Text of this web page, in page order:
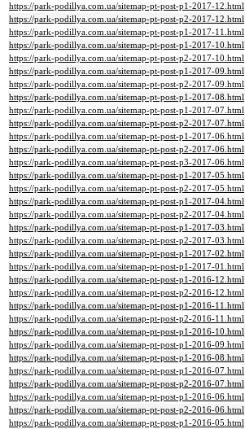
https://park-podillya.com.ua/sitemap-pt-post-p1-2017-12.html
https://park-podillya.com.ua/sitemap-pt-post-p2-2017-12.html
https://park-podillya.com.ua/sitemap-pt-post-p1-2017-11.html
https://park-podillya.com.ua/sitemap-pt-post-p1-2017-10.html
https://park-podillya.com.ua/sitemap-pt-post-p2-2017-10.html
https://park-podillya.com.ua/sitemap-pt-post-p1-2017-09.html
https://park-podillya.com.ua/sitemap-pt-post-p2-2017-09.html
https://park-podillya.com.ua/sitemap-pt-post-p1-2017-08.html
https://park-podillya.com.ua/sitemap-pt-post-p1-2017-07.html
https://park-podillya.com.ua/sitemap-pt-post-p2-2017-07.html
https://park-podillya.com.ua/sitemap-pt-post-p1-2017-06.html
https://park-podillya.com.ua/sitemap-pt-post-p2-2017-06.html
https://park-podillya.com.ua/sitemap-pt-post-p3-2017-06.html
https://park-podillya.com.ua/sitemap-pt-post-p1-2017-05.html
https://park-podillya.com.ua/sitemap-pt-post-p2-2017-05.html
https://park-podillya.com.ua/sitemap-pt-post-p1-2017-04.html
https://park-podillya.com.ua/sitemap-pt-post-p2-2017-04.html
https://park-podillya.com.ua/sitemap-pt-post-p1-2017-03.html
https://park-podillya.com.ua/sitemap-pt-post-p2-2017-03.html
https://park-podillya.com.ua/sitemap-pt-post-p1-2017-02.html
https://park-podillya.com.ua/sitemap-pt-post-p1-2017-01.html
https://park-podillya.com.ua/sitemap-pt-post-p1-2016-12.html
https://park-podillya.com.ua/sitemap-pt-post-p2-2016-12.html
https://park-podillya.com.ua/sitemap-pt-post-p1-2016-11.html
https://park-podillya.com.ua/sitemap-pt-post-p2-2016-11.html
https://park-podillya.com.ua/sitemap-pt-post-p1-2016-10.html
https://park-podillya.com.ua/sitemap-pt-post-p1-2016-09.html
https://park-podillya.com.ua/sitemap-pt-post-p1-2016-08.html
https://park-podillya.com.ua/sitemap-pt-post-p1-2016-07.html
https://park-podillya.com.ua/sitemap-pt-post-p2-2016-07.html
https://park-podillya.com.ua/sitemap-pt-post-p1-2016-06.html
https://park-podillya.com.ua/sitemap-pt-post-p2-2016-06.html
https://park-podillya.com.ua/sitemap-pt-post-p1-2016-05.html